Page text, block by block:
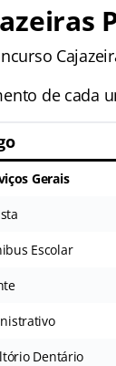
de cada
Gerais
Escolar
Dentário